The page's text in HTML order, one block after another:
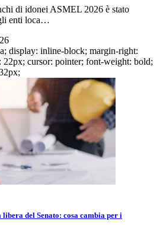
di idonei ASMEL 2026 è stato
enti loca…
display: inline-block; margin-right:
cursor: pointer; font-weight: bold;
del Senato: cosa cambia per i